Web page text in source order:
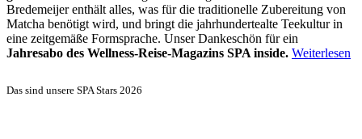
Bredemeijer enthält alles, was für die traditionelle Zubereitung von
Matcha benötigt wird, und bringt die jahrhundertealte Teekultur in
eine zeitgemäße Formsprache. Unser Dankeschön für ein
Jahresabo des Wellness-Reise-Magazins SPA inside. Weiterlesen
Das sind unsere SPA Stars 2026